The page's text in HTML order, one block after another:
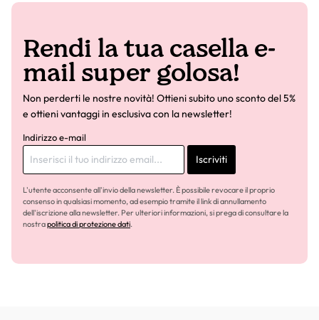
Rendi la tua casella e-
mail super golosa!
Non perderti le nostre novità! Ottieni subito uno sconto del 5%
e ottieni vantaggi in esclusiva con la newsletter!
Indirizzo e-mail
Iscriviti
L'utente acconsente all'invio della newsletter. È possibile revocare il proprio
consenso in qualsiasi momento, ad esempio tramite il link di annullamento
dell'iscrizione alla newsletter. Per ulteriori informazioni, si prega di consultare la
nostrapolitica di protezione dati.